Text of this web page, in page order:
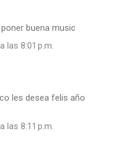
buena music
las 8:01 p.m.
les desea felis año
las 8:11 p.m.